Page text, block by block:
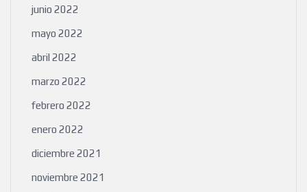
junio 2022
mayo 2022
abril 2022
marzo 2022
febrero 2022
enero 2022
diciembre 2021
noviembre 2021